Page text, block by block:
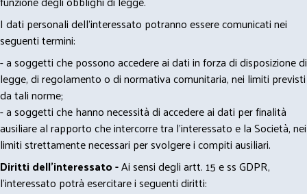
I dati personali dell’interessato potranno essere comunicati nei
seguenti termini:
- a soggetti che possono accedere ai dati in forza di disposizione di
legge, di regolamento o di normativa comunitaria, nei limiti previsti
da tali norme;
- a soggetti che hanno necessità di accedere ai dati per finalità
ausiliare al rapporto che intercorre tra l’interessato e la Società, nei
limiti strettamente necessari per svolgere i compiti ausiliari.
Diritti dell’interessato -Ai sensi degli artt. 15 e ss GDPR,
l’interessato potrà esercitare i seguenti diritti: